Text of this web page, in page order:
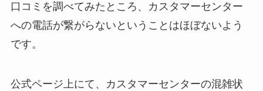
口コミを調べてみたところ、カスタマーセンター
への電話が繋がらないということはほぼないよう
です。
公式ページ上にて、カスタマーセンターの混雑状